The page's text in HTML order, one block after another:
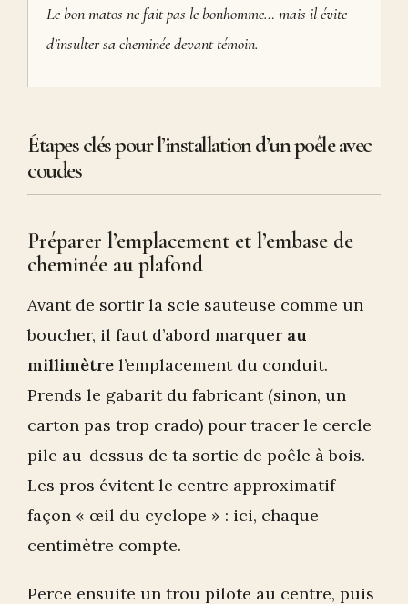
Le bon matos ne fait pas le bonhomme… mais il évite
d’insulter sa cheminée devant témoin.
Étapes clés pour l’installation d’un poêle avec
coudes
Préparer l’emplacement et l’embase de
cheminée au plafond
Avant de sortir la scie sauteuse comme un
boucher, il faut d’abord marquer au
millimètre l’emplacement du conduit.
Prends le gabarit du fabricant (sinon, un
carton pas trop crado) pour tracer le cercle
pile au-dessus de ta sortie de poêle à bois.
Les pros évitent le centre approximatif
façon « œil du cyclope » : ici, chaque
centimètre compte.
Perce ensuite un trou pilote au centre, puis